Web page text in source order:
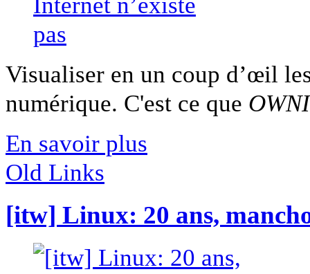
Visualiser en un coup d’œil
numérique. C'est ce que OWNI
En savoir plus
Old Links
[itw] Linux: 20 ans,